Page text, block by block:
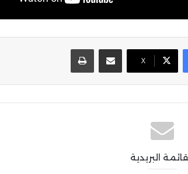
X
مشاركة عبر البريد
البريدية